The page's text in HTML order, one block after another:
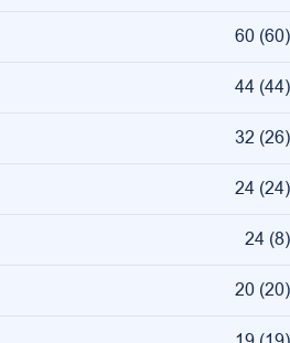
60 (60)
44 (44)
32 (26)
24 (24)
24 (8)
20 (20)